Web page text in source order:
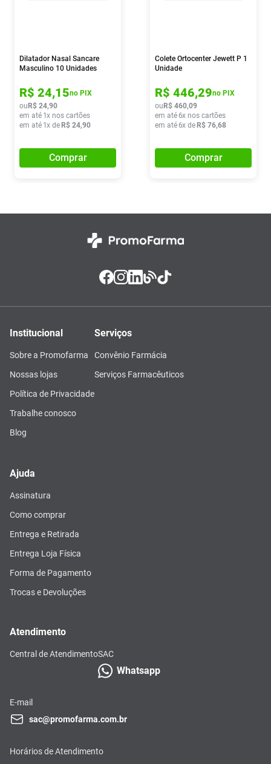
Dilatador Nasal Sancare
Masculino 10 Unidades
R$ 24,15no PIX
ou R$ 24,90
em até 1x nos cartões
em até 1x de R$ 24,90
Comprar
Colete Ortocenter Jewett P 1
Unidade
R$ 446,29no PIX
ou R$ 460,09
em até6x nos cartões
em até6x de R$ 76,68
Comprar
Institucional
Sobre a Promofarma
Nossas lojas
Política de Privacidade
Trabalhe conosco
Blog
Serviços
Convênio Farmácia
Serviços Farmacêuticos
Ajuda
Assinatura
Como comprar
Entrega e Retirada
Entrega Loja Física
Forma de Pagamento
Trocas e Devoluções
Atendimento
Central de AtendimentoSAC
Whatsapp
E-mail
sac@promofarma.com.br
Horários de Atendimento